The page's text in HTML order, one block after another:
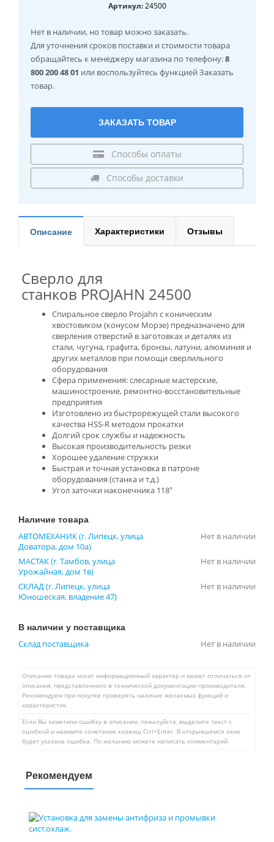
Артикул:24500
Нет в наличии, но товар можно заказать.
Для уточнения сроков поставки и стоимости товара
обращайтесь к менеджеру магазина по телефону:8
800 200 48 01 или воспользуйтесь функцией Заказать
товар.
ЗАКАЗАТЬ ТОВАР
Способы оплаты
Способы доставки
Описание Характеристики Отзывы
Сверло для
станков PROJAHN 24500
Спиральное сверло Projahn с коническим
хвостовиком (конусом Морзе) предназначено для
сверления отверстий в заготовках и деталях из
стали, чугуна, графита, бронзы, латуни, алюминия и
других металлов при помощи сверлильного
оборудования
Сфера применения: слесарные мастерские,
машиностроение, ремонтно-восстановительные
предприятия
Изготовлено из быстрорежущей стали высокого
качества HSS-R методом прокатки
Долгий срок службы и надежность
Высокая производительность резки
Хорошее удаление стружки
Быстрая и точная установка в патроне
оборудования (станка и т.д.)
Угол заточки наконечника 118°
Наличие товара
АВТОМЕХАНИК (г. Липецк, улица
Доватора, дом 10а)
Нет в наличии
МАСТАК (г. Тамбов, улица
Урожайная, дом 1в)
Нет в наличии
СКЛАД (г. Липецк, улица
Юношеская, владение 47)
Нет в наличии
В наличии у поставщика
Склад поставщика Нет в наличии
Описание товара носит информационный характер и может отличаться от
описания, представленного в технической документации производителя.
Рекомендуем при покупке проверять наличие желаемых функций и
характеристик.
Если Вы заметили ошибку в описании, пожалуйста, выделите текст с
ошибкой и нажмите сочетание клавиш Ctrl+Enter. В открывшемся окне
будет указана ошибка. По желанию можете написать комментарий.
Рекомендуем